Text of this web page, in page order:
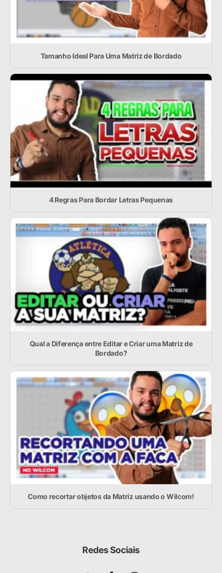
Tamanho Ideal Para Uma Matriz de Bordado
4 Regras Para Bordar Letras Pequenas
Qual a Diferença entre Editar e Criar uma Matriz de
Bordado?
Como recortar objetos da Matriz usando o Wilcom!
Redes Sociais